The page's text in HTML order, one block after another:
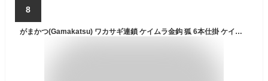
8
がまかつ(Gamakatsu) ワカサギ連鎖 ケイムラ金鈎 狐 6本仕掛 ケイムラゴールド 2-0.3号 W-253